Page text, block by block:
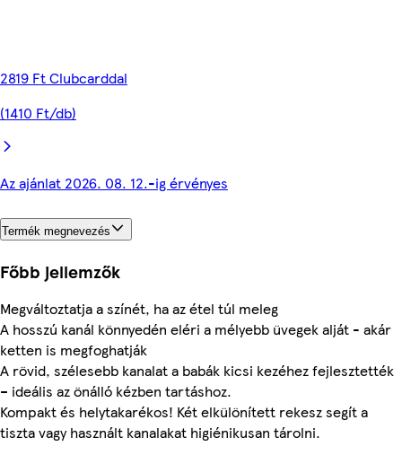
2819 Ft Clubcarddal
(1410 Ft/db)
Az ajánlat 2026. 08. 12.-ig érvényes
Termék megnevezés
Főbb jellemzők
Megváltoztatja a színét, ha az étel túl meleg
A hosszú kanál könnyedén eléri a mélyebb üvegek alját - akár
ketten is megfoghatják
A rövid, szélesebb kanalat a babák kicsi kezéhez fejlesztették
– ideális az önálló kézben tartáshoz.
Kompakt és helytakarékos! Két elkülönített rekesz segít a
tiszta vagy használt kanalakat higiénikusan tárolni.